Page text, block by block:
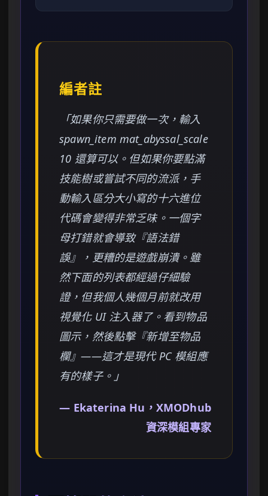
編者註
「如果你只需要做一次，輸入
spawn_item mat_abyssal_scale
10 還算可以。但如果你要點滿
技能樹或嘗試不同的流派，手
動輸入區分大小寫的十六進位
代碼會變得非常乏味。一個字
母打錯就會導致『語法錯
誤』，更糟的是遊戲崩潰。雖
然下面的列表都經過仔細驗
證，但我個人幾個月前就改用
視覺化 UI 注入器了。看到物品
圖示，然後點擊『新增至物品
欄』——這才是現代 PC 模組應
有的樣子。」
— Ekaterina Hu，XMODhub
資深模組專家